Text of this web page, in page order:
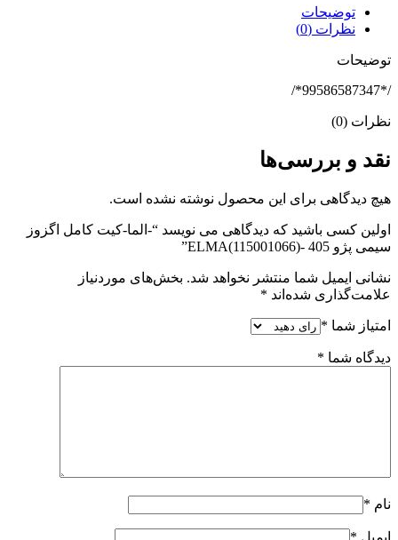
-
ELMA(115001066)
توضیحات
نظرات (0)
توضیحات
/*99586587347*/
نظرات (0)
نقد و بررسی‌ها
هیچ دیدگاهی برای این محصول نوشته نشده است.
اولین کسی باشید که دیدگاهی می نویسد “-الما-کیت کامل اگزوز
سیمی پژو 405 -ELMA(115001066)”
نشانی ایمیل شما منتشر نخواهد شد. بخش‌های موردنیاز
علامت‌گذاری شده‌اند *
امتیاز شما *
دیدگاه شما *
نام *
ایمیل *